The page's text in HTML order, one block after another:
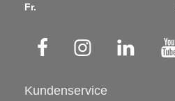
Fr.
Kundenservice